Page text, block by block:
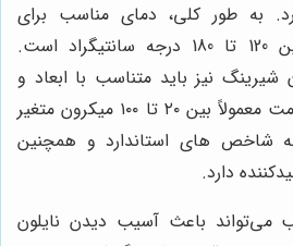
به طور کلی، دمای مناسب برای
شیرینگ کردن نایلون بین 120 تا 180 درجه سانتیگراد است.
نیز باید متناسب با ابعاد و
وزن محصول باشد. ضخامت معمولاً بین ۲۰ تا ۱۰۰ میکرون متغیر
شاخص های استاندارد و همچنین
دارد.
می‌تواند باعث آسیب دیدن نایلون